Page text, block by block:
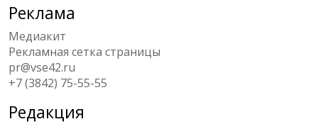
Реклама
Медиакит
Рекламная сетка страницы
pr@vse42.ru
+7 (3842) 75-55-55
Редакция